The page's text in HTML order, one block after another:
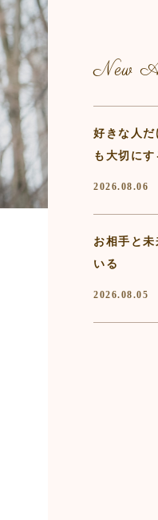
New
好きな人だ
も大切にす
2026.08.06
お相手と
いる
2026.08.05